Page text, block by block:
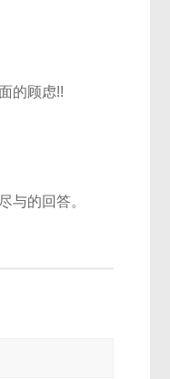
的顾虑!!
与的回答。